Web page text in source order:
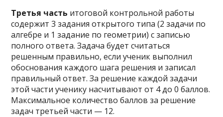
Третья часть итоговой контрольной работы
содержит 3 задания открытого типа (2 задачи по
алгебре и 1 задание по геометрии) с записью
полного ответа. Задача будет считаться
решенным правильно, если ученик выполнил
обоснования каждого шага решения и записал
правильный ответ. За решение каждой задачи
этой части ученику насчитывают от 4 до 0 баллов.
Максимальное количество баллов за решение
задач третьей части — 12.